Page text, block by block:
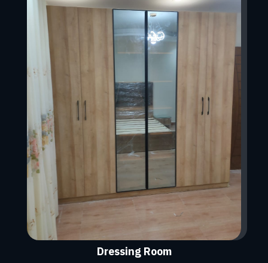
Dressing Room